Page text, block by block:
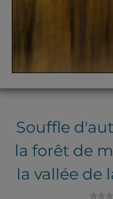
Souffle
la forêt de
la vallée de